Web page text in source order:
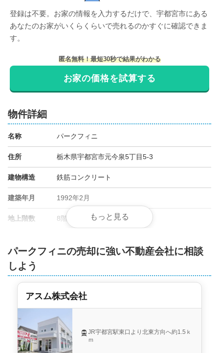
登録は不要。お家の情報を入力するだけで、 宇都宮市にある
あなたのお家がいくらくらいで売れるのかすぐに確認できま
す。
匿名無料！最短30秒で結果がわかる
お家の価格を試算する
物件詳細
名称 パークフィニ
住所 栃木県宇都宮市元今泉5丁目5-3
建物構造 鉄筋コンクリート
建築年月 1992年2月
地上階数 8階
用途地域 -
施工会社 -
もっと見る
パークフィニの売却に強い不動産会社に相談
しよう
アスム株式会社
JR宇都宮駅東口より北東方向へ約1.5ｋ
ｍ